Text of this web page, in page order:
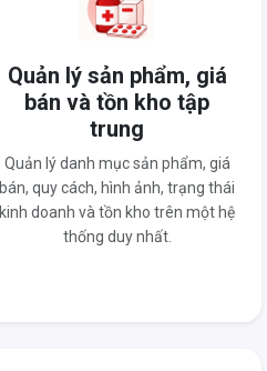
Quản lý sản phẩm, giá
bán và tồn kho tập
trung
Quản lý danh mục sản phẩm, giá
bán, quy cách, hình ảnh, trạng thái
kinh doanh và tồn kho trên một hệ
thống duy nhất.